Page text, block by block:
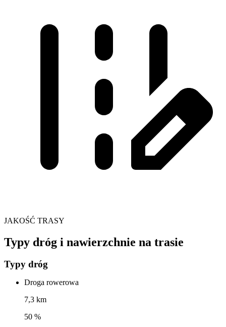
JAKOŚĆ TRASY
Typy dróg i nawierzchnie na trasie
Typy dróg
Droga rowerowa
7,3 km
50 %